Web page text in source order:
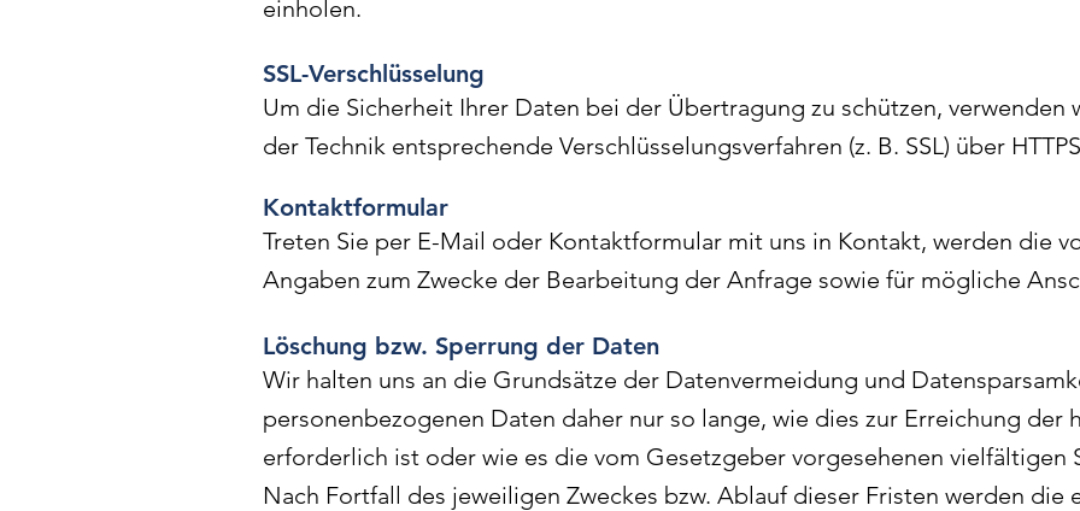
einholen.
SSL-Verschlüsselung
Um die Sicherheit Ihrer Daten bei der Übertragung zu schützen, verwenden
der Technik entsprechende Verschlüsselungsverfahren (z. B. SSL) über
Kontaktformular
Treten Sie per E-Mail oder Kontaktformular mit uns in Kontakt, werden die
Angaben zum Zwecke der Bearbeitung der Anfrage sowie für mögliche
Löschung bzw. Sperrung der Daten
Wir halten uns an die Grundsätze der Datenvermeidung und
personenbezogenen Daten daher nur so lange, wie dies zur Erreichung der
erforderlich ist oder wie es die vom Gesetzgeber vorgesehenen vielfältigen
Nach Fortfall des jeweiligen Zweckes bzw. Ablauf dieser Fristen werden die